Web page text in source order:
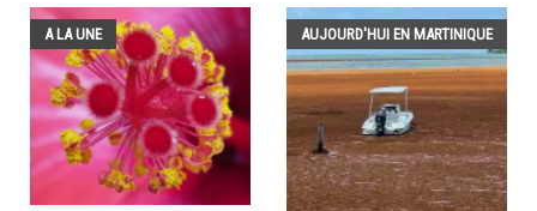
A LA UNE AUJOURD'HUI EN MARTINIQUE